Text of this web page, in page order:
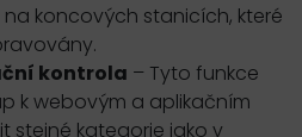
koncových stanicích, které
kontrola – Tyto funkce
k webovým a aplikačním
stejné kategorie jako v